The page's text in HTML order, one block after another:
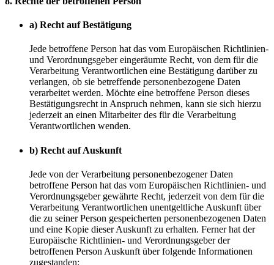
a) Recht auf Bestätigung
Jede betroffene Person hat das vom Europäischen Richtlinien-
und Verordnungsgeber eingeräumte Recht, von dem für die
Verarbeitung Verantwortlichen eine Bestätigung darüber zu
verlangen, ob sie betreffende personenbezogene Daten
verarbeitet werden. Möchte eine betroffene Person dieses
Bestätigungsrecht in Anspruch nehmen, kann sie sich hierzu
jederzeit an einen Mitarbeiter des für die Verarbeitung
Verantwortlichen wenden.
b) Recht auf Auskunft
Jede von der Verarbeitung personenbezogener Daten
betroffene Person hat das vom Europäischen Richtlinien- und
Verordnungsgeber gewährte Recht, jederzeit von dem für die
Verarbeitung Verantwortlichen unentgeltliche Auskunft über
die zu seiner Person gespeicherten personenbezogenen Daten
und eine Kopie dieser Auskunft zu erhalten. Ferner hat der
Europäische Richtlinien- und Verordnungsgeber der
betroffenen Person Auskunft über folgende Informationen
zugestanden: